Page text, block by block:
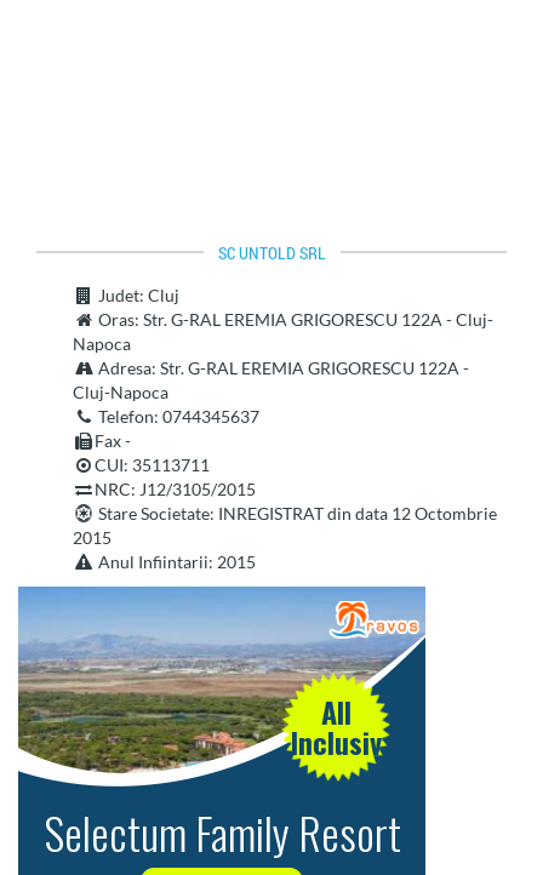
SC UNTOLD SRL
Judet: Cluj
Oras: Str. G-RAL EREMIA GRIGORESCU 122A - Cluj-
Napoca
Adresa: Str. G-RAL EREMIA GRIGORESCU 122A -
Cluj-Napoca
Telefon: 0744345637
Fax -
CUI: 35113711
NRC: J12/3105/2015
Stare Societate: INREGISTRAT din data 12 Octombrie
2015
Anul Infiintarii: 2015